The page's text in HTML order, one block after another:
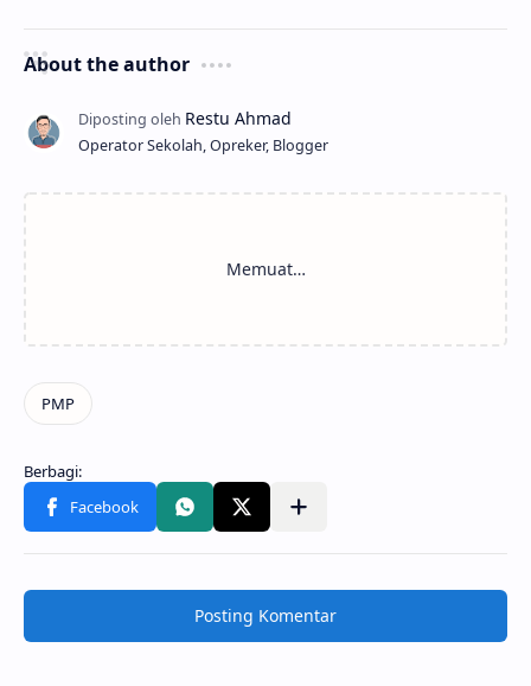
About the author
Operator Sekolah, Opreker, Blogger
Posting Komentar